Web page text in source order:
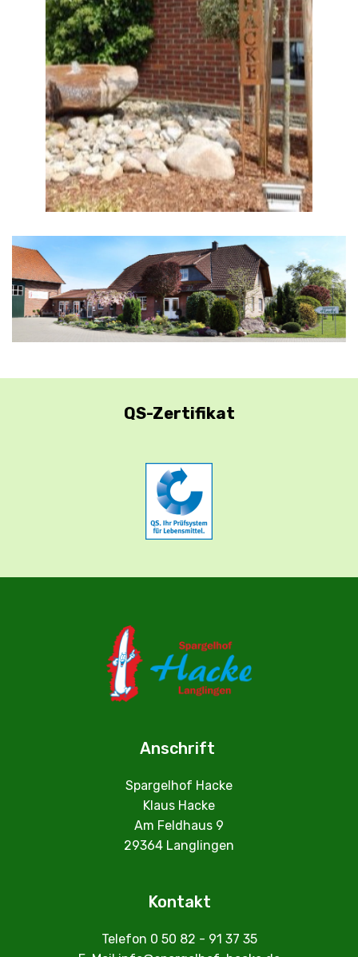
QS-Zertifikat
Anschrift
Spargelhof Hacke
Klaus Hacke
Am Feldhaus 9
29364 Langlingen
Kontakt
Telefon 0 50 82 - 91 37 35